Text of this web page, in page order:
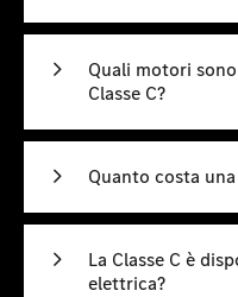
Quali motori
Classe C?
Quanto costa
La Classe C è
elettrica?